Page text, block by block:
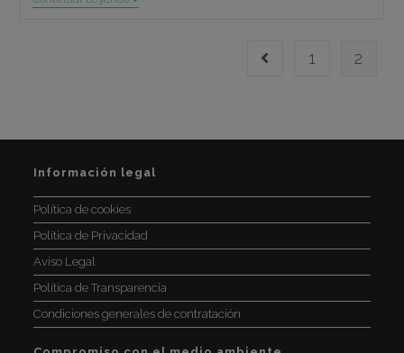
Ir a la página anterior
1 2
Información legal
Política de cookies
Política de Privacidad
Aviso Legal
Política de Transparencia
Condiciones generales de contratación